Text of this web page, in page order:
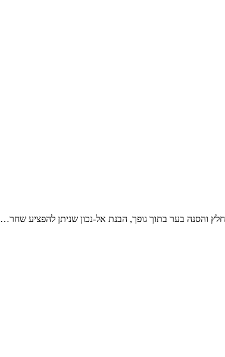
והסנה בער בתוך גופך, הבנת אל-נכון שניתן להפציע שחר…